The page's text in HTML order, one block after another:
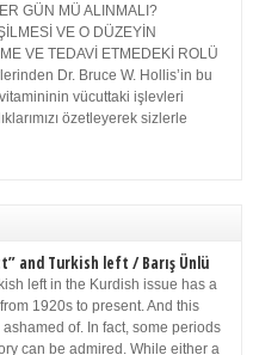
GÜN MÜ ALINMALI?
VE O DÜZEYİN
VE TEDAVİ ETMEDEKİ ROLÜ
Dr. Bruce W. Hollis’in bu
vücuttaki işlevleri
özetleyerek sizlerle
and Turkish left / Barış Ünlü
left in the Kurdish issue has a
1920s to present. And this
of. In fact, some periods
can be admired. While either a